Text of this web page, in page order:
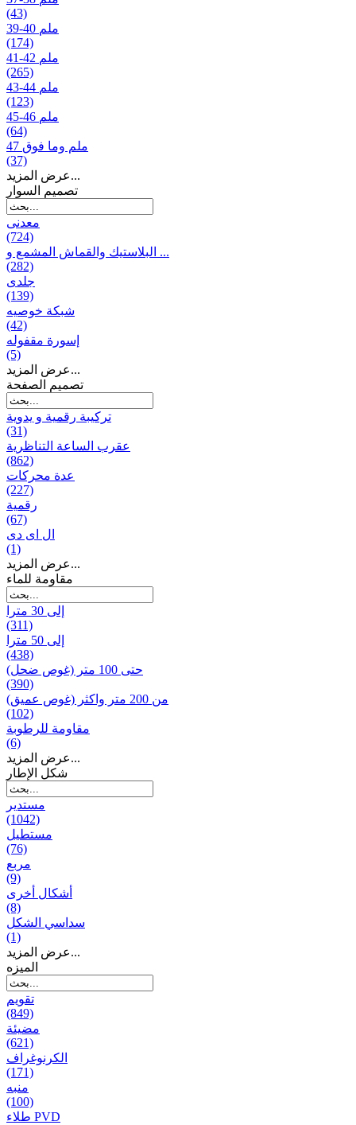
(43)
39-40 ملم
(174)
41-42 ملم
(265)
43-44 ملم
(123)
45-46 ملم
(64)
47 ملم وما فوق
(37)
عرض المزيد...
تصمیم السوار
معدنی
(724)
البلاستيك والقماش المشمع و ...
(282)
جلدی
(139)
شبكة خوصیه
(42)
إسورة مقفوله
(5)
عرض المزيد...
تصميم الصفحة
تركيبة رقمية و يدوية
(31)
عقرب الساعة التناظرية
(862)
عدة محركات
(227)
رقمية
(67)
ال ای دی
(1)
عرض المزيد...
مقاومة للماء
إلى 30 مترا
(311)
إلى 50 مترا
(438)
حتى 100 متر (غوص ضحل)
(390)
من 200 متر واکثر (غوص عميق)
(102)
مقاومة للرطوبة
(6)
عرض المزيد...
شكل الإطار
مستدير
(1042)
مستطيل
(76)
مربع
(9)
أشكال أخرى
(8)
سداسي الشكل
(1)
عرض المزيد...
المیزه
تقويم
(849)
مضيئة
(621)
الكرنوغراف
(171)
منبه
(100)
طلاء PVD